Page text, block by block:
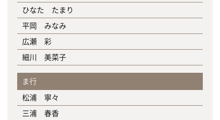
ひなた たまり
平岡 みなみ
広瀬 彩
細川 美菜子
ま行
松浦 寧々
三浦 春香